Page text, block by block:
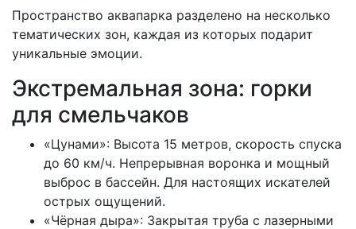
Пространство аквапарка разделено на несколько
тематических зон, каждая из которых подарит
уникальные эмоции.
Экстремальная зона: горки
для смельчаков
«Цунами»: Высота 15 метров, скорость спуска
до 60 км/ч. Непрерывная воронка и мощный
выброс в бассейн. Для настоящих искателей
острых ощущений.
«Чёрная дыра»: Закрытая труба с лазерными